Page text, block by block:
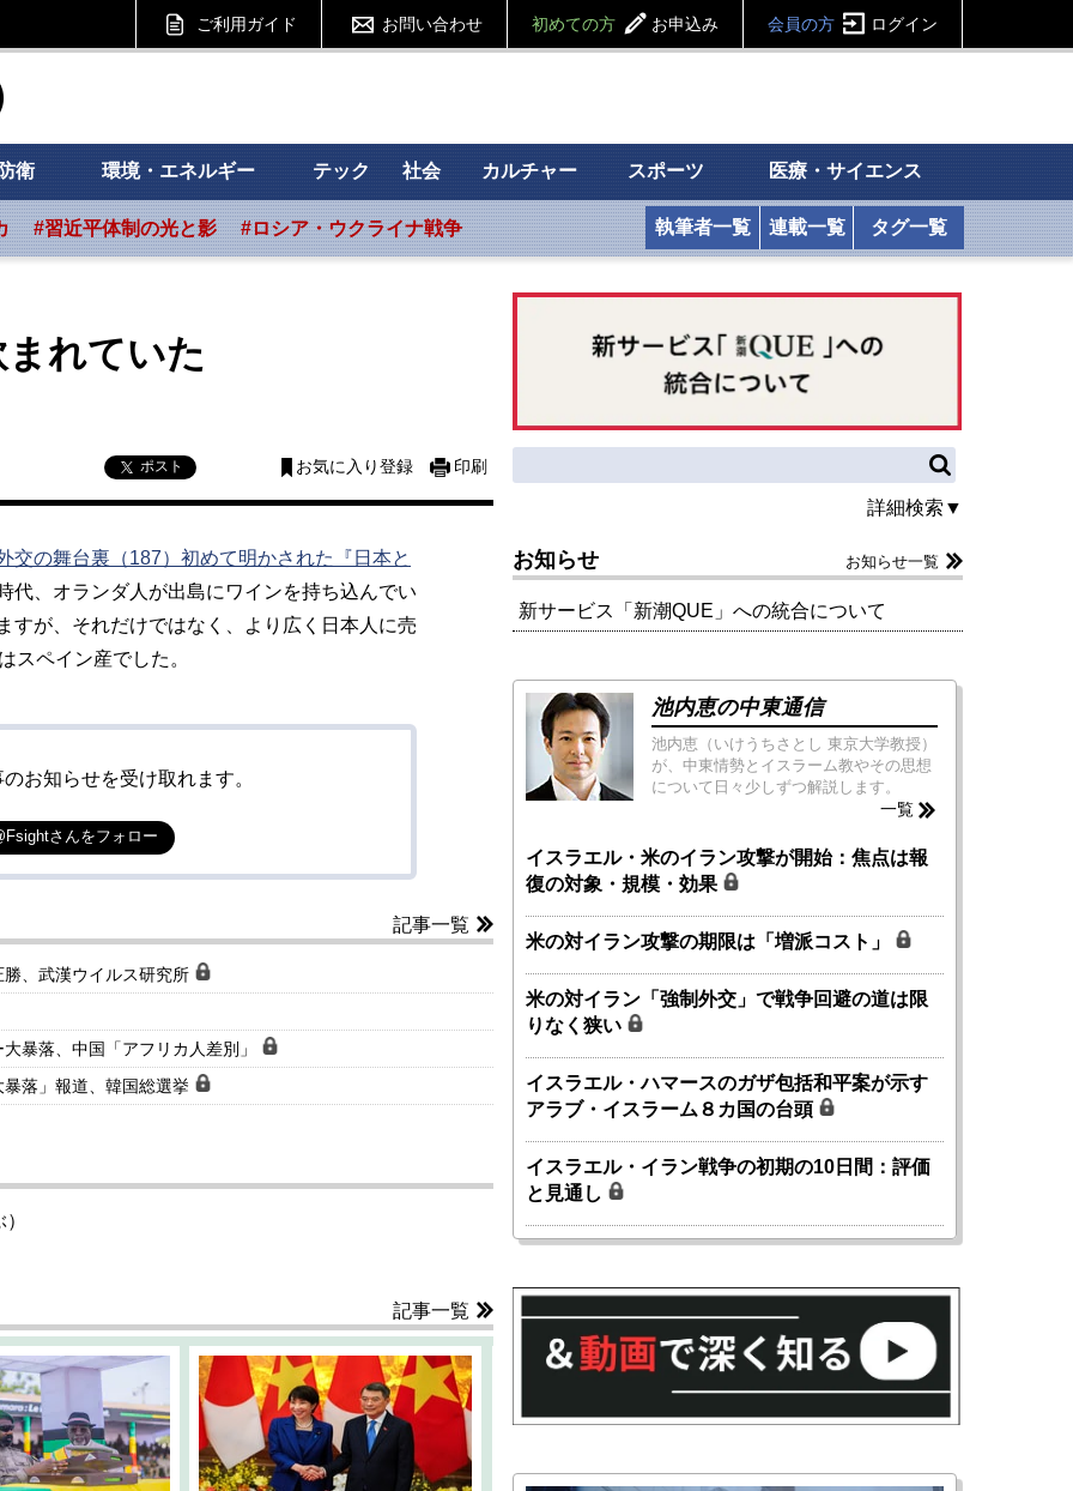
ご利用ガイド お問い合わせ 初めての方 お申込み 会員の方 ログイン
ォーサイト
衛 環境・エネルギー テック 社会 カルチャー スポーツ 医療・サイエンス
#習近平体制の光と影 #ロシア・ウクライナ戦争 執筆者一覧 連載一覧 タグ一覧
れていた
ポスト お気に入り登録 印刷
交の舞台裏（187）初めて明かされた『日本と
代、オランダ人が出島にワインを持ち込んでい
すが、それだけではなく、より広く日本人に売
スペイン産でした。
お知らせを受け取れます。
さんをフォロー
記事一覧
勝、武漢ウイルス研究所
暴落、中国「アフリカ人差別」
落」報道、韓国総選挙
記事一覧
詳細検索▼
お知らせ お知らせ一覧
新サービス「新潮QUE」への統合について
池内恵の中東通信
池内恵（いけうちさとし 東京大学教授）
が、中東情勢とイスラーム教やその思想
について日々少しずつ解説します。
一覧
イスラエル・米のイラン攻撃が開始：焦点は報
復の対象・規模・効果
米の対イラン攻撃の期限は「増派コスト」
米の対イラン「強制外交」で戦争回避の道は限
りなく狭い
イスラエル・ハマースのガザ包括和平案が示す
アラブ・イスラーム８カ国の台頭
イスラエル・イラン戦争の初期の10日間：評価
と見通し